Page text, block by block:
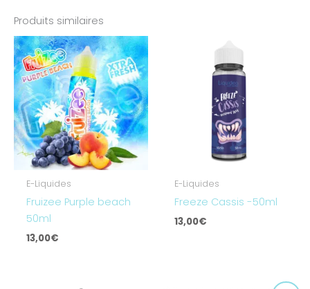
Produits similaires
E-Liquides
Fruizee Purple beach
50ml
13,00€
E-Liquides
Freeze Cassis -50ml
13,00€